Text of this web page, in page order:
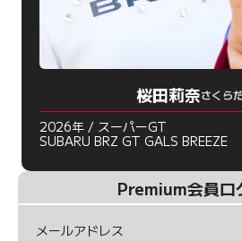
桜田莉奈さくら
2026年 / スーパーGT
SUBARU BRZ GT GALS BREEZE
Premium会員ロ
メールアドレス